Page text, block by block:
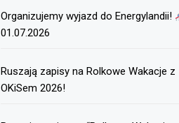
Organizujemy wyjazd do Energylandii!
01.07.2026
Ruszają zapisy na Rolkowe Wakacje z
OKiSem 2026!